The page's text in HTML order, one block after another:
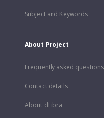
Subject and Keywords
About Project
Frequently asked questions
Contact details
About dLibra